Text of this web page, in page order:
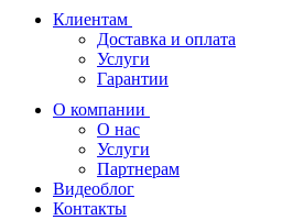
Клиентам
Доставка и оплата
Услуги
Гарантии
О компании
О нас
Услуги
Партнерам
Видеоблог
Контакты